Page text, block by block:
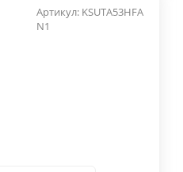
Артикул: KSUTA53HFA
N1